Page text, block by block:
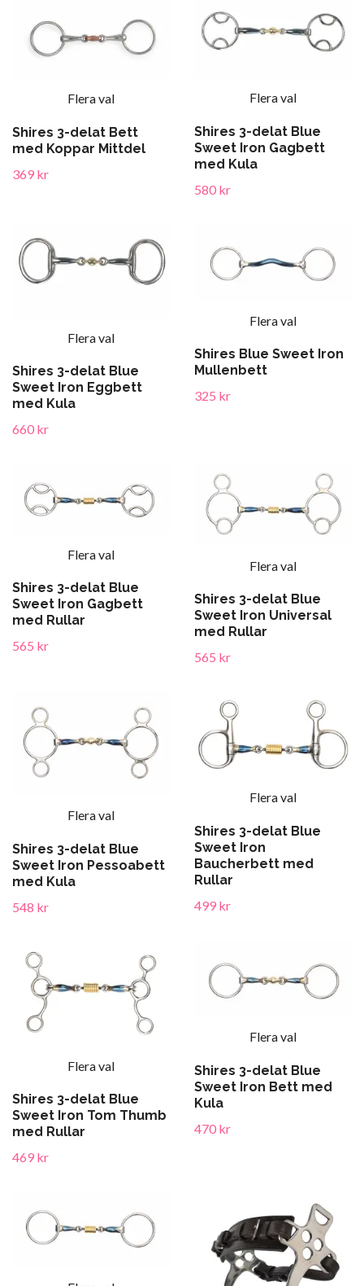
Flera val
Shires 3-delat Bett
med Koppar Mittdel
369 kr
Flera val
Shires 3-delat Blue
Sweet Iron Gagbett
med Kula
580 kr
Flera val
Shires 3-delat Blue
Sweet Iron Eggbett
med Kula
660 kr
Flera val
Shires Blue Sweet Iron
Mullenbett
325 kr
Flera val
Shires 3-delat Blue
Sweet Iron Gagbett
med Rullar
565 kr
Flera val
Shires 3-delat Blue
Sweet Iron Universal
med Rullar
565 kr
Flera val
Shires 3-delat Blue
Sweet Iron Pessoabett
med Kula
548 kr
Flera val
Shires 3-delat Blue
Sweet Iron
Baucherbett med
Rullar
499 kr
Flera val
Shires 3-delat Blue
Sweet Iron Tom Thumb
med Rullar
469 kr
Flera val
Shires 3-delat Blue
Sweet Iron Bett med
Kula
470 kr